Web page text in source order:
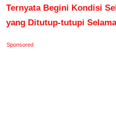
Ternyata Begini Kondisi
yang Ditutup-tutupi
Sponsored